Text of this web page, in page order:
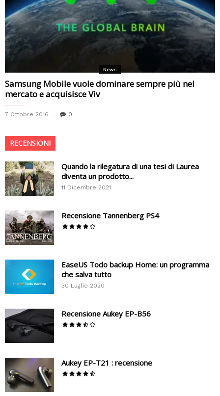
News
Samsung Mobile vuole dominare sempre più nel
mercato e acquisisce Viv
7 Ottobre 2016 0
RECENSIONI
Quando la rilegatura di una tesi di Laurea
diventa un prodotto...
11 Dicembre 2021
Recensione Tannenberg PS4
EaseUS Todo backup Home: un programma
che salva tutto
30 Luglio 2020
Recensione Aukey EP-B56
Aukey EP-T21 : recensione